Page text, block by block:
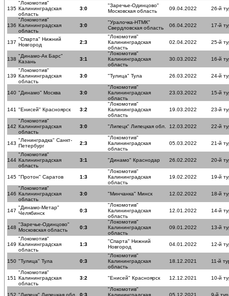
135
"Локомотив"
Калининградская
область
3:0
"Заречье-Одинцово"
Московская область
09.04.2022 26-й
136
"Локомотив"
Калининградская
область
3:0
"Уралочка-НТМК"
Свердловская область
06.04.2022 17-й
137
"Спарта" Нижний
Новгород
2:3
"Локомотив"
Калининградская
область
02.04.2022 25-й
138
"Динамо-Ак Барс"
Казань
3:1
"Локомотив"
Калининградская
область
30.03.2022 16-й
139
"Локомотив"
Калининградская
область
3:0 "Тулица" Тула 26.03.2022 24-й
140 "Динамо" Москва 3:0
"Локомотив"
Калининградская
область
23.03.2022 15-й
141 "Енисей" Красноярск 3:2
"Локомотив"
Калининградская
область
19.03.2022 23-й
142
"Локомотив"
Калининградская
область
3:0 "Липецк" Липецкая обл. 12.03.2022 22-й
143
"Ленинградка" Санкт-
Петербург
2:3
"Локомотив"
Калининградская
область
05.03.2022 21-й
144
"Локомотив"
Калининградская
область
3:1 "Динамо" Краснодар 26.02.2022 20-й
145 "Протон" Саратов 1:3
"Локомотив"
Калининградская
область
19.02.2022 19-й
146
"Локомотив"
Калининградская
область
3:0 "Минчанка" Минск 12.02.2022 18-й
147
"Динамо-Метар"
Челябинск
0:3
"Локомотив"
Калининградская
область
12.01.2022 14-й
148
"Заречье-Одинцово"
Московская область
0:3
"Локомотив"
Калининградская
область
09.01.2022 13-й
149
"Локомотив"
Калининградская
область
1:3
"Спарта" Нижний
Новгород
04.01.2022 12-й
150 "Тулица" Тула 0:3
"Локомотив"
Калининградская
область
18.12.2021 11-й
151
"Локомотив"
Калининградская
область
3:2 "Енисей" Красноярск 12.12.2021 10-й
152 "Липецк" Липецкая обл. 0:3
"Локомотив"
Калининградская
05.12.2021 9-й тур